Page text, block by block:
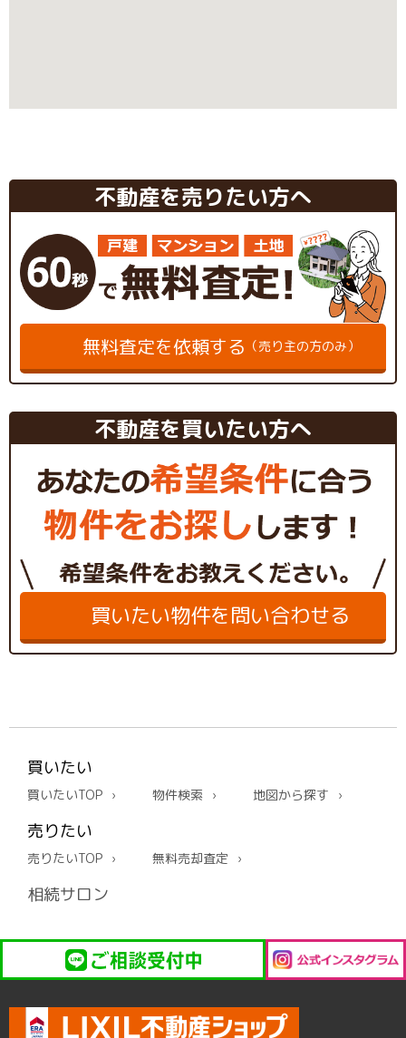
不動産を売りたい方へ
無料査定を依頼する （売り主の方のみ）
不動産を買いたい方へ
買いたい物件を問い合わせる
買いたい
買いたいTOP 物件検索 地図から探す
売りたい
売りたいTOP 無料売却査定
相続サロン